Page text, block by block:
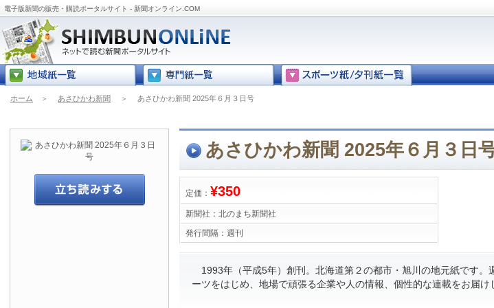
電子版新聞の販売・購読ポータルサイト - 新聞オンライン.COM
ホーム ＞ あさひかわ新聞 ＞ あさひかわ新聞 2025年６月３日号
あさひかわ新聞 2025年６月３日
定価： ¥350
新聞社： 北のまち新聞社
発行間隔： 週刊
1993年（平成5年）創刊。北海道第２の都市・旭川の地元紙です。
ーツをはじめ、地場で頑張る企業や人の情報、個性的な連載をお届け